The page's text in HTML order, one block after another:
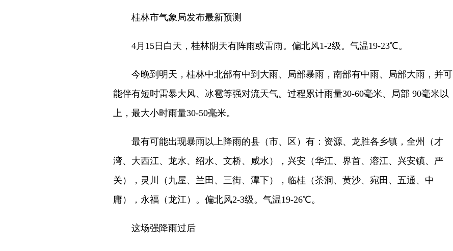
桂林市气象局发布最新预测
4月15日白天，桂林阴天有阵雨或雷雨。偏北风1-2级。气温19-23℃。
今晚到明天，桂林中北部有中到大雨、局部暴雨，南部有中雨、局部大雨，并可
能伴有短时雷暴大风、冰雹等强对流天气。过程累计雨量30-60毫米、局部 90毫米以
上，最大小时雨量30-50毫米。
最有可能出现暴雨以上降雨的县（市、区）有：资源、龙胜各乡镇，全州（才
湾、大西江、龙水、绍水、文桥、咸水），兴安（华江、界首、溶江、兴安镇、严
关），灵川（九屋、兰田、三街、潭下），临桂（茶洞、黄沙、宛田、五通、中
庸），永福（龙江）。偏北风2-3级。气温19-26℃。
这场强降雨过后